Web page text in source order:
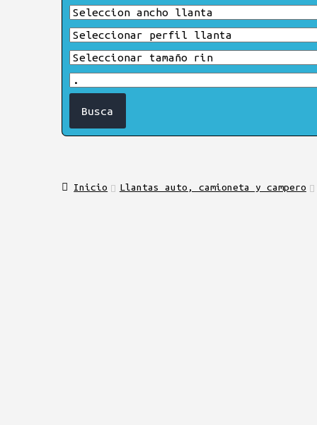
Inicio Llantas auto, camioneta y campero